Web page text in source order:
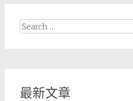
Search
最新文章